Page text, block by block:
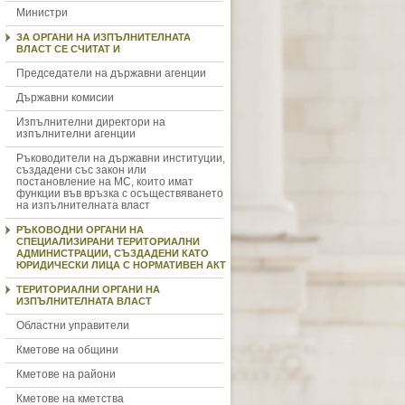
Министри
ЗА ОРГАНИ НА ИЗПЪЛНИТЕЛНАТА
ВЛАСТ СЕ СЧИТАТ И
Председатели на държавни агенции
Държавни комисии
Изпълнителни директори на
изпълнителни агенции
Ръководители на държавни институции,
създадени със закон или
постановление на МС, които имат
функции във връзка с осъществяването
на изпълнителната власт
РЪКОВОДНИ ОРГАНИ НА
СПЕЦИАЛИЗИРАНИ ТЕРИТОРИАЛНИ
АДМИНИСТРАЦИИ, СЪЗДАДЕНИ КАТО
ЮРИДИЧЕСКИ ЛИЦА С НОРМАТИВЕН АКТ
ТЕРИТОРИАЛНИ ОРГАНИ НА
ИЗПЪЛНИТЕЛНАТА ВЛАСТ
Областни управители
Кметове на общини
Кметове на райони
Кметове на кметства